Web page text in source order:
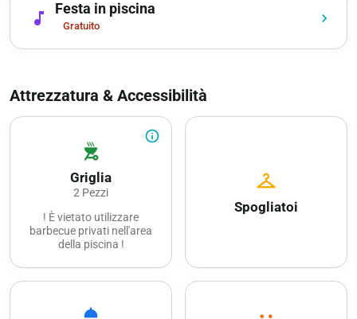
chevron_right
music_note Festa in piscina
Gratuito
Attrezzatura & Accessibilità
info_outline
outdoor_grill
Griglia
2 Pezzi
! È vietato utilizzare
barbecue privati nell'area
della piscina !
panche per ogni focolare.
checkroom
Spogliatoi